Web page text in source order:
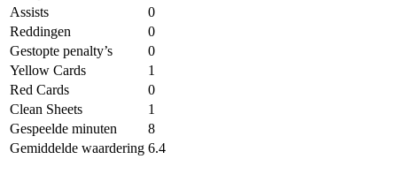
Assists
0
Reddingen
0
Gestopte penalty’s
0
Yellow Cards
1
Red Cards
0
Clean Sheets
1
Gespeelde minuten
8
Gemiddelde waardering 6.4